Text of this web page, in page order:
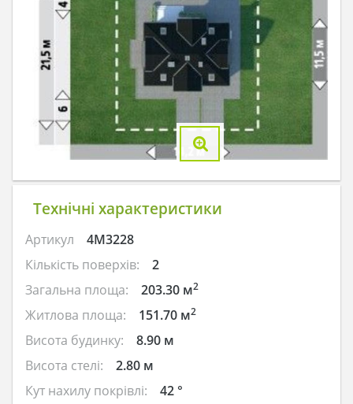
Технічні характеристики
Артикул
4M3228
Кількість поверхів:
2
Загальна площа:
203.30 м2
Житлова площа: 151.70 м2
Висота будинку:
8.90 м
Висота стелі:
2.80 м
Кут нахилу покрівлі:
42 °